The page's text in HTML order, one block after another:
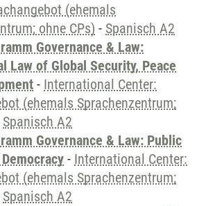
(ehemals
ohne CPs) - Spanisch A2
Governance & Law:
Law of Global Security, Peace
- International Center:
(ehemals Sprachenzentrum;
Spanisch A2
Governance & Law: Public
- International Center:
(ehemals Sprachenzentrum;
Spanisch A2